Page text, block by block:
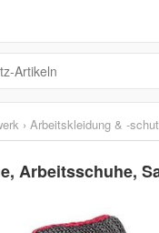
› Arbeitskleidung & -
Arbeitsschuhe,